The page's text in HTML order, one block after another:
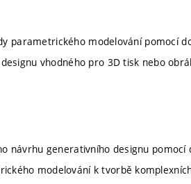
parametrického modelování pomocí
vhodného pro 3D tisk nebo
návrhu generativního designu pomocí
modelování k tvorbě